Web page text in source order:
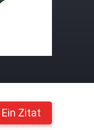
Ein Zitat